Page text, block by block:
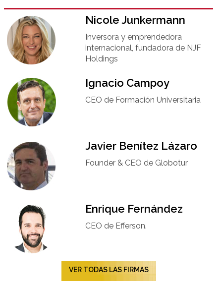
Nicole Junkermann​
Inversora y emprendedora
internacional, fundadora de NJF
Holdings
Ignacio Campoy​
CEO de Formación Universitaria​
Javier Benítez Lázaro
Founder & CEO de Globotur​
Enrique Fernández
CEO de Efferson.
VER TODAS LAS FIRMAS